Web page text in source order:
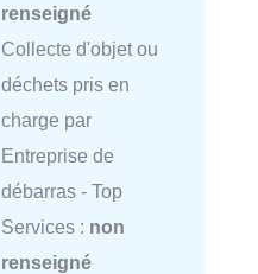
renseigné
Collecte d'objet ou
déchets pris en
charge par
Entreprise de
débarras - Top
Services : non
renseigné